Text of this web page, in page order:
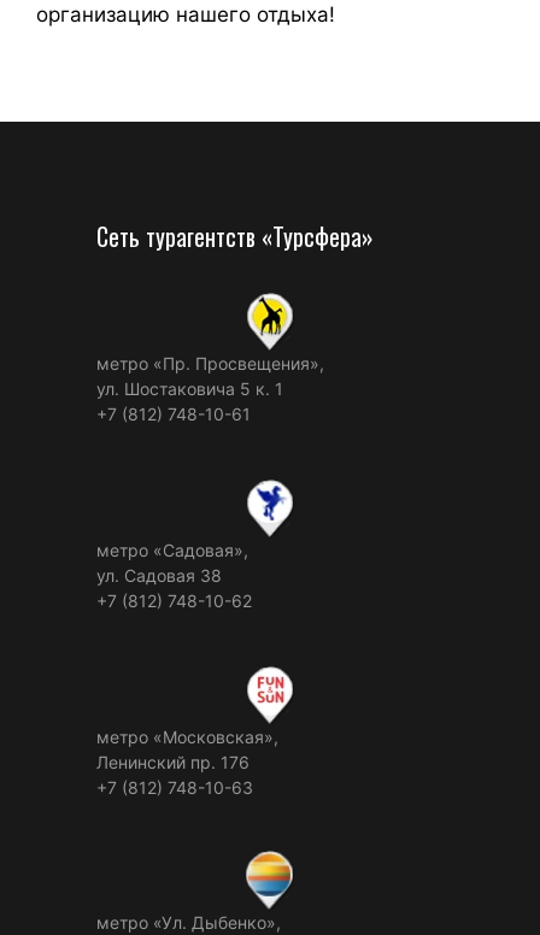
организацию нашего отдыха!
Сеть турагентств «Турсфера»
метро «Пр. Просвещения»,
ул. Шостаковича 5 к. 1
+7 (812) 748-10-61
метро «Садовая»,
ул. Садовая 38
+7 (812) 748-10-62
метро «Московская»,
Ленинский пр. 176
+7 (812) 748-10-63
метро «Ул. Дыбенко»,